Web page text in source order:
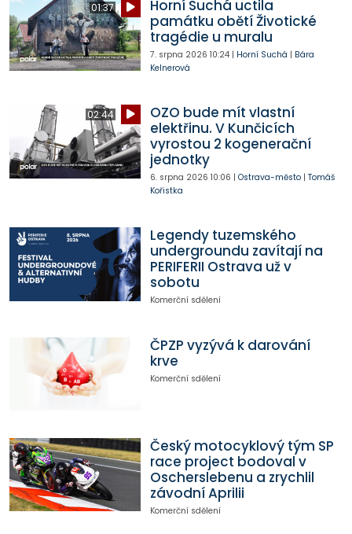
01:37
Horní Suchá uctila
památku obětí Životické
tragédie u muralu
7. srpna 2026 10:24| Horní Suchá | Bára
Kelnerová
02:44
OZO bude mít vlastní
elektřinu. V Kunčicích
vyrostou 2 kogenerační
jednotky
6. srpna 2026 10:06 | Ostrava-město| Tomáš
Kořistka
Legendy tuzemského
undergroundu zavítají na
PERIFERII Ostrava už v
sobotu
Komerční sdělení
ČPZP vyzývá k darování
krve
Komerční sdělení
Český motocyklový tým SP
race project bodoval v
Oscherslebenu a zrychlil
závodní Aprilii
Komerční sdělení